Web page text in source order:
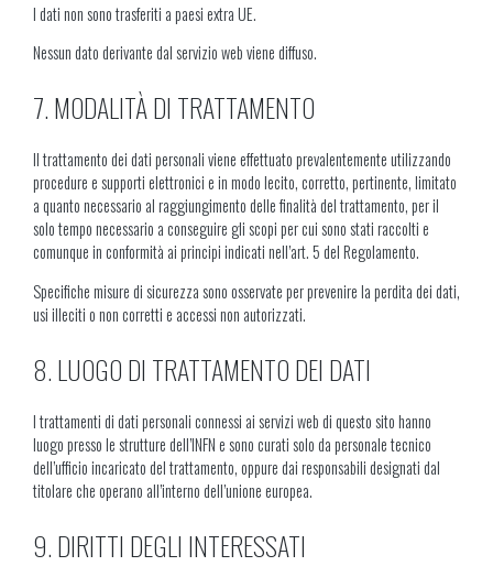
I dati non sono trasferiti a paesi extra UE.
Nessun dato derivante dal servizio web viene diffuso.
7. MODALITÀ DI TRATTAMENTO
Il trattamento dei dati personali viene effettuato prevalentemente utilizzando
procedure e supporti elettronici e in modo lecito, corretto, pertinente, limitato
a quanto necessario al raggiungimento delle finalità del trattamento, per il
solo tempo necessario a conseguire gli scopi per cui sono stati raccolti e
comunque in conformità ai principi indicati nell’art. 5 del Regolamento.
Specifiche misure di sicurezza sono osservate per prevenire la perdita dei dati,
usi illeciti o non corretti e accessi non autorizzati.
8. LUOGO DI TRATTAMENTO DEI DATI
I trattamenti di dati personali connessi ai servizi web di questo sito hanno
luogo presso le strutture dell’INFN e sono curati solo da personale tecnico
dell’ufficio incaricato del trattamento, oppure dai responsabili designati dal
titolare che operano all’interno dell’unione europea.
9. DIRITTI DEGLI INTERESSATI